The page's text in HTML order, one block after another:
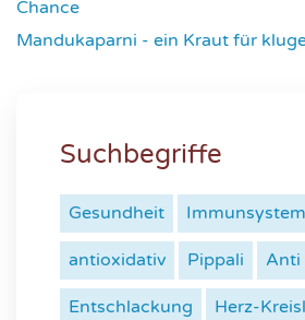
Chance
Mandukaparni - ein Kraut für
Suchbegriffe
Gesundheit Immunsystem
antioxidativ Pippali Anti
Entschlackung Herz-